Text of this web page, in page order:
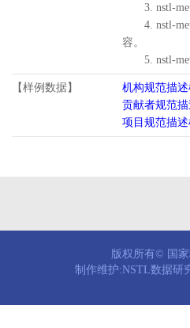
3. nstl-
4. nstl-
容。
5. nstl-
【样例数据】
机构规范描
贡献者规范
项目规范描
版权所有© 国家
制作维护:NSTL数据研